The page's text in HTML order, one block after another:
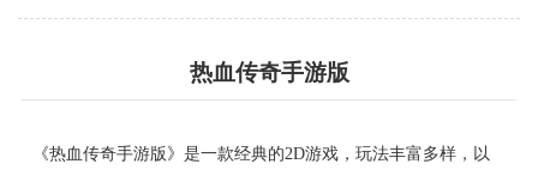
热血传奇手游版
《热血传奇手游版》是一款经典的2D游戏，玩法丰富多样，以